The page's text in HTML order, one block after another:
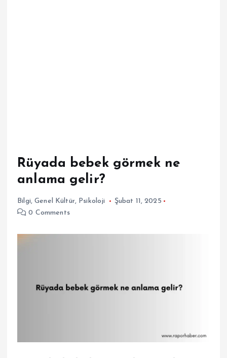
Rüyada bebek görmek ne
anlama gelir?
Bilgi,Genel Kültür, Psikoloji
Şubat 11, 2025
0 Comments